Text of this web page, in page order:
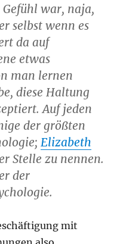
war, naja,
selbst wenn es
da auf
etwas
man lernen
diese Haltung
Auf jeden
der größten
Elizabeth
Stelle zu nennen.
der
mit